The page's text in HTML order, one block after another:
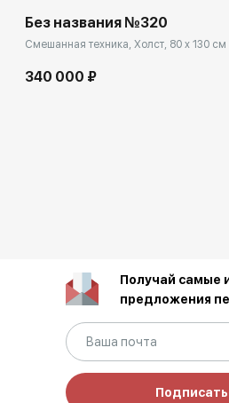
Без названия №320
Смешанная техника, Холст, 80 x 130 см
340 000 ₽
Получай самые
предложения